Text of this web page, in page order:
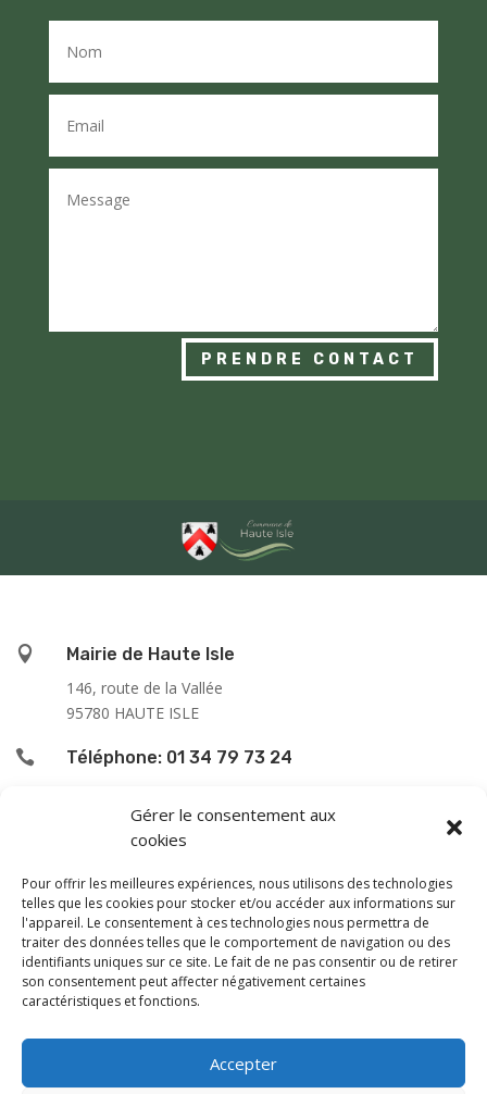
Gérer le consentement aux
cookies
Pour offrir les meilleures expériences, nous utilisons des technologies
telles que les cookies pour stocker et/ou accéder aux informations sur
l'appareil. Le consentement à ces technologies nous permettra de
traiter des données telles que le comportement de navigation ou des
identifiants uniques sur ce site. Le fait de ne pas consentir ou de retirer
son consentement peut affecter négativement certaines
caractéristiques et fonctions.
Accepter
PRENDRE CONTACT

Mairie de Haute Isle
146, route de la Vallée
95780 HAUTE ISLE
 Téléphone: 01 34 79 73 24
L’accueil du public se fait :
le lundi de 9h00 à 12h00
le jeudi de 13h00 à 16h00
le samedi de 9h00 à 12h00
En dehors de ces horaires, une permanence téléphonique
est assurée le vendredi de 13 à 16 h, sauf les samedi
après-midi et dimanche.
Monsieur le Maire et les adjoints reçoivent sur rendez-